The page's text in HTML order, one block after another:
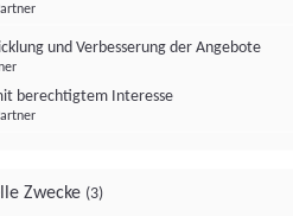
und Verbesserung der Angebote
berechtigtem Interesse
Zwecke (3)